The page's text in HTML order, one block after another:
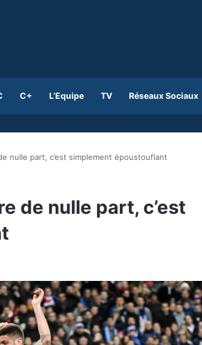
C+ L’Equipe TV Réseaux Sociaux
nulle part, c’est simplement époustouflant
de nulle part, c’est